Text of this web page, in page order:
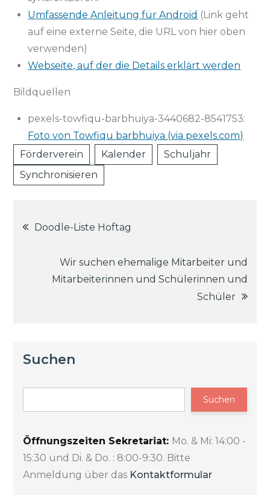
Umfassende Anleitung für Android (Link geht
auf eine externe Seite, die URL von hier oben
verwenden)
Webseite, auf der die Details erklärt werden
Bildquellen
pexels-towfiqu-barbhuiya-3440682-8541753:
Foto von Towfiqu barbhuiya (via pexels.com)
Förderverein
Kalender
Schuljahr
Synchronisieren
Beitragsnavigation
Doodle-Liste Hoftag
Wir suchen ehemalige Mitarbeiter und
Mitarbeiterinnen und Schülerinnen und
Schüler
Suchen
Suchen
Öffnungszeiten Sekretariat: Mo. & Mi: 14:00 -
15:30 und Di. & Do. : 8:00-9:30. Bitte
Anmeldung über das Kontaktformular